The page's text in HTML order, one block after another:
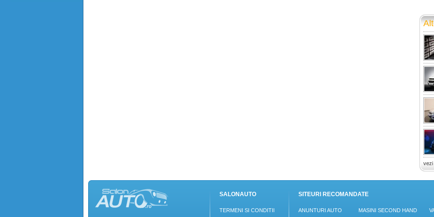
vezi
SALONAUTO
TERMENI SI CONDITII
SITEURI RECOMANDATE
ANUNTURI AUTO MASINI SECOND HAND